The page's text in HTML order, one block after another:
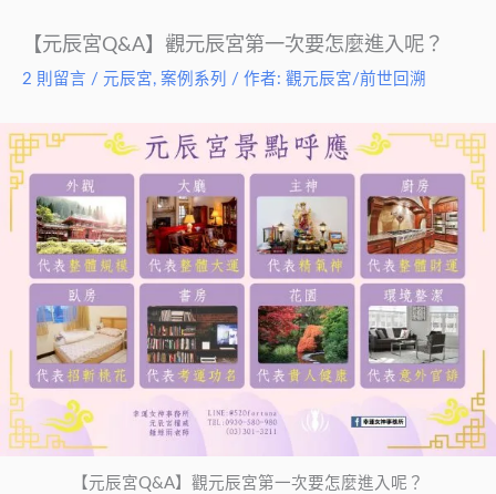
【元辰宮Q&A】觀元辰宮第一次要怎麼進入呢？
2 則留言 / 元辰宮, 案例系列 / 作者: 觀元辰宮/前世回溯
【元辰宮Q&A】觀元辰宮第一次要怎麼進入呢？